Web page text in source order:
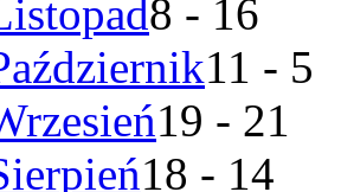
8 - 16
11 - 5
19 - 21
18 - 14